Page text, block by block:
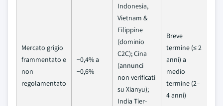
Mercato grigio
frammentato e
non
regolamentato
−0,4% a
−0,6%
Indonesia,
Vietnam &
Filippine
(dominio
C2C); Cina
(annunci
non verificati
su Xianyu);
India Tier-
Breve
termine (≤ 2
anni) a
medio
termine (2–
4 anni)